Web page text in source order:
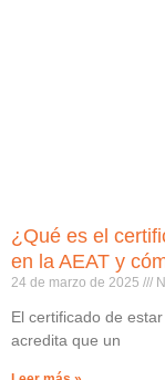
¿Qué es el
en la AEAT y
24 de marzo de 2025
El certificado de
acredita que un